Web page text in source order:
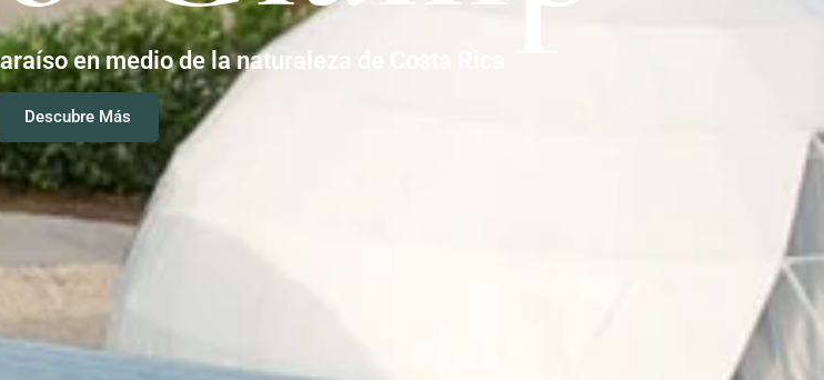
en medio de la naturaleza de Costa Rica
Descubre Más